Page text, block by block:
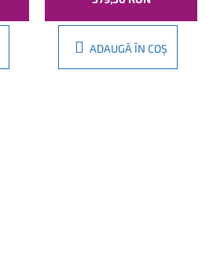
ADAUGĂ ÎN COŞ